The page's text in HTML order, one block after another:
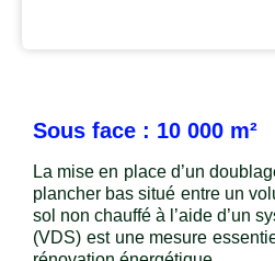
Sous face : 10 000 m²
La mise en place d’un
plancher bas situé entre un
sol non chauffé à l’aide d’un
(VDS) est une mesure